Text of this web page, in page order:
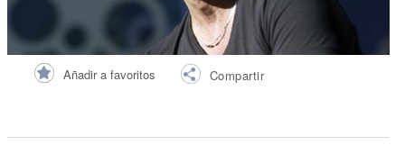
Añadir a favoritos Compartir